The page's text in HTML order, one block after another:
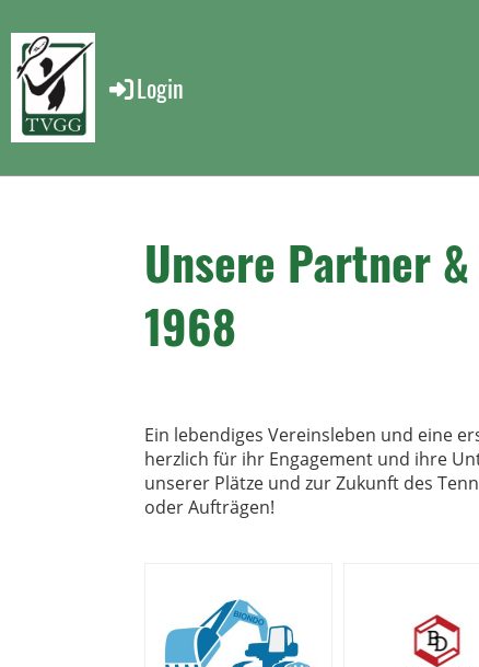
Login
Unsere Partner
1968
Ein lebendiges Vereinsleben und eine
herzlich für ihr Engagement und ihre
unserer Plätze und zur Zukunft des
oder Aufträgen!